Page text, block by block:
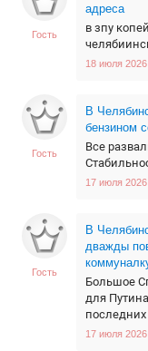
Гость
адреса
в зпу
18 июля
Гость
В
бензином
Все
17 июля
Гость
В
дважды
Большое
для
последних
17 июля